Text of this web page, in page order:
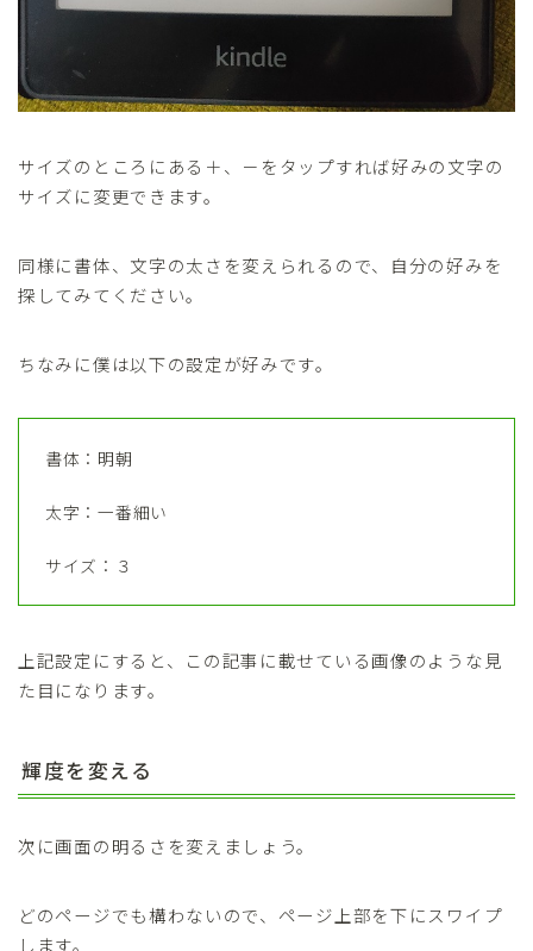
サイズのところにある＋、－をタップすれば好みの文字の
サイズに変更できます。
同様に書体、文字の太さを変えられるので、自分の好みを
探してみてください。
ちなみに僕は以下の設定が好みです。
書体：明朝
太字：一番細い
サイズ：３
上記設定にすると、この記事に載せている画像のような見
た目になります。
輝度を変える
次に画面の明るさを変えましょう。
どのページでも構わないので、ページ上部を下にスワイプ
します。